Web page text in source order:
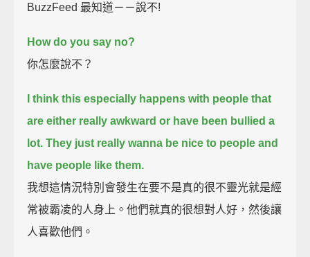
BuzzFeed 最知道－－說不!
How do you say no?
你怎麼說不？
I think this especially happens with people that
are either really awkward or have been bullied a
lot. They just really wanna be nice to people and
have people like them.
我想這情況特別會發生在要不是真的很不靈光就是經
常被霸凌的人身上。他們就真的很想對人好，然後讓
人喜歡他們。